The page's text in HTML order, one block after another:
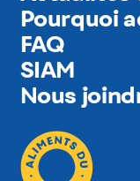
Pourquoi
FAQ
SIAM
Nous